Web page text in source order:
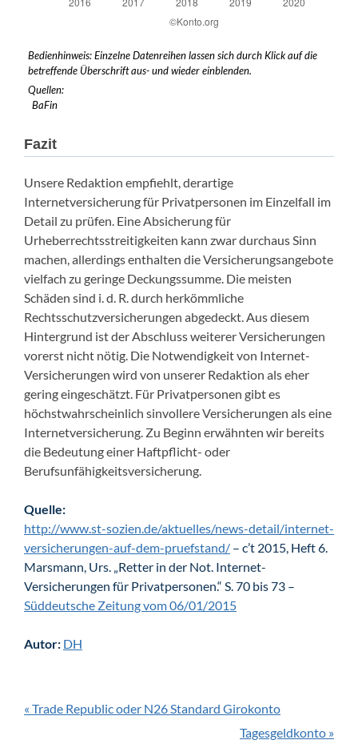
Bedienhinweis: Einzelne Datenreihen lassen sich durch Klick auf die
betreffende Überschrift aus- und wieder einblenden.
Quellen:
BaFin
Fazit
Unsere Redaktion empfiehlt, derartige
Internetversicherung für Privatpersonen im Einzelfall im
Detail zu prüfen. Eine Absicherung für
Urheberrechtsstreitigkeiten kann zwar durchaus Sinn
machen, allerdings enthalten die Versicherungsangebote
vielfach zu geringe Deckungssumme. Die meisten
Schäden sind i. d. R. durch herkömmliche
Rechtsschutzversicherungen abgedeckt. Aus diesem
Hintergrund ist der Abschluss weiterer Versicherungen
vorerst nicht nötig. Die Notwendigkeit von Internet-
Versicherungen wird von unserer Redaktion als eher
gering eingeschätzt. Für Privatpersonen gibt es
höchstwahrscheinlich sinvollere Versicherungen als eine
Internetversicherung. Zu Beginn erwähnten wir bereits
die Bedeutung einer Haftpflicht- oder
Berufsunfähigkeitsversicherung.
Quelle:
http://www.st-sozien.de/aktuelles/news-detail/internet-
versicherungen-auf-dem-pruefstand/ – c’t 2015, Heft 6.
Marsmann, Urs. „Retter in der Not. Internet-
Versicherungen für Privatpersonen.“ S. 70 bis 73 –
Süddeutsche Zeitung vom 06/01/2015
Autor: DH
« Trade Republic oder N26 Standard Girokonto
Tagesgeldkonto »